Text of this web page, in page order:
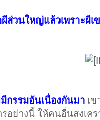
ส่วนใหญ่แล้วเพราะผีเ
กรรมอันเนื่องกันมา เ
ย่างนี้ ให้คนอื่นสงเค